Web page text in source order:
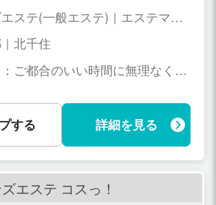
ステ(一般エステ)｜エステマッ
北千住
ご都合のいい時間に無理なくお
シフト制）
する 詳細を見る
エステ コスっ！